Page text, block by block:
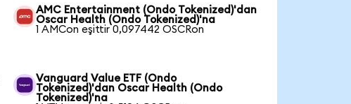
AMC Entertainment (Ondo Tokenized)'dan
Oscar Health (Ondo Tokenized)'na
1 AMCon eşittir 0,097442 OSCRon
Vanguard Value ETF (Ondo
Tokenized)'dan Oscar Health (Ondo
Tokenized)'na